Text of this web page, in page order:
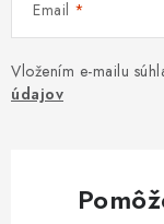
Email
Vložením e-mailu
údajov